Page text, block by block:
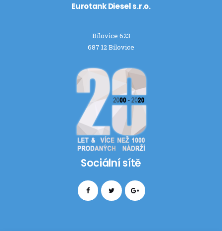
Eurotank Diesel s.r.o.
Bílovice 623
687 12 Bílovice
Sociální sítě